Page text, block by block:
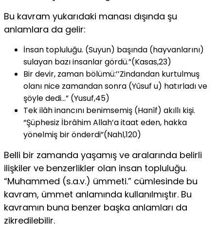
Bu kavram yukarıdaki manası dışında şu
anlamlara da gelir:
İnsan topluluğu. (Suyun) başında (hayvanlarını)
sulayan bazı insanlar gördü.”(Kasas,23)
Bir devir, zaman bölümü:’’Zindandan kurtulmuş
olanı nice zamandan sonra (Yûsuf u) hatırladı ve
şöyle dedi…” (Yusuf,45)
Tek ilâh inancını benimsemiş (Hanîf) akıllı kişi.
“Şüphesiz İbrâhim Allah’a itaat eden, hakka
yönelmiş bir önderdi”(Nahl,120)
Belli bir zamanda yaşamış ve aralarında belirli
ilişkiler ve ben­zerlikler olan insan topluluğu.
“Muhammed (s.a.v.) ümmeti.” cüm­lesinde bu
kavram, ümmet anlamında kullanılmıştır. Bu
kavramın buna benzer başka anlamları da
zikredilebilir.